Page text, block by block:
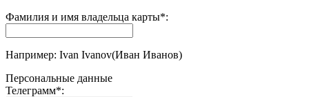
Фамилия и имя владельца карты*:
Например: Ivan Ivanov(Иван Иванов)
Персональные данные
Телеграмм*: